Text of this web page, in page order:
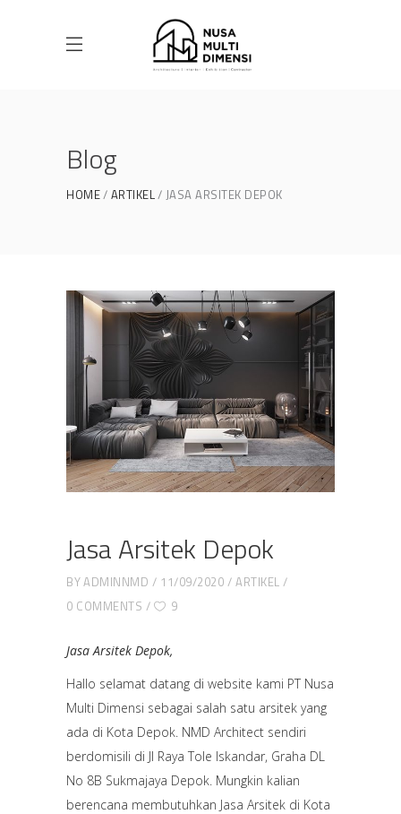
Blog
HOME ARTIKEL JASA ARSITEK DEPOK
Jasa Arsitek Depok
BYADMINNMD 11/09/2020
ARTIKEL
0 COMMENTS
9
Jasa Arsitek Depok,
Hallo selamat datang di website kami PT Nusa
Multi Dimensi sebagai salah satu arsitek yang
ada di Kota Depok. NMD Architect sendiri
berdomisili di Jl Raya Tole Iskandar, Graha DL
No 8B Sukmajaya Depok. Mungkin kalian
berencana membutuhkan Jasa Arsitek di Kota